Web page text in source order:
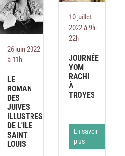
26 juin 2022
à 11h
LE
ROMAN
DES
JUIVES
ILLUSTRES
DE L'ILE
SAINT
LOUIS
10 juillet
2022 à 9h-
22h
JOURNÉE
YOM
RACHI
À
TROYES
En savoir
plus